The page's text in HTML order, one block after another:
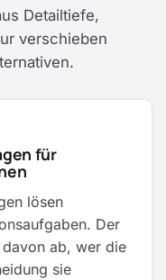
Detailtiefe,
verschieben
für
lösen
Der
ab, wer die
sie